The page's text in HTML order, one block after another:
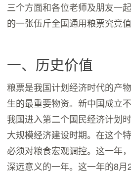
三个方面和各位老师及朋友一
的一张伍斤全国通用粮票究竟
一、历史价值
粮票是我国计划经济时代的产
生的最重要物资。新中国成立
我国进入第二个国民经济计划
大规模经济建设时期。在这个
必须对粮食宏观调控。这一年
深远意义的一年。这一年的8